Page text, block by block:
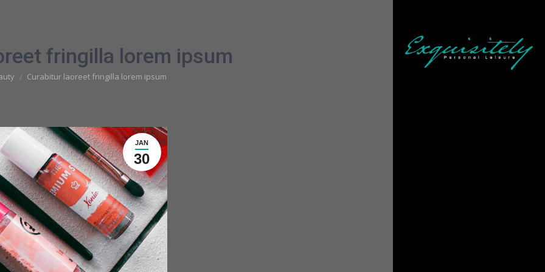
fringilla lorem ipsum
Curabitur laoreet fringilla lorem ipsum
JAN
30